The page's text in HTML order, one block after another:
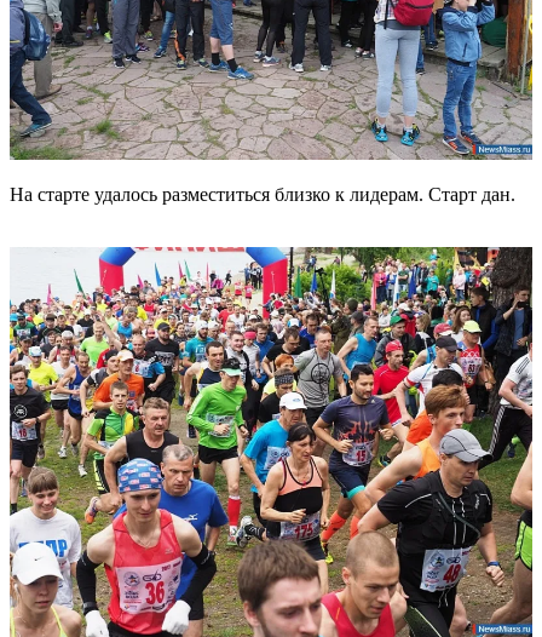
На старте удалось разместиться близко к лидерам. Старт дан.